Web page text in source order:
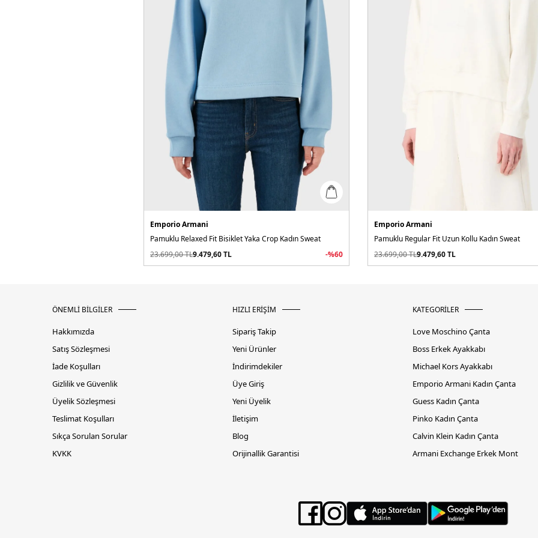
Emporio Armani
Pamuklu Relaxed Fit Bisiklet Yaka Crop Kadın Sweat
23.699,00TL9.479,60TL -%60
Emporio Armani
Pamuklu Regular Fit Uzun Kollu Kadın Sweat
23.699,00TL9.479,60TL
ÖNEMLİ BİLGİLER
Hakkımızda
Satış Sözleşmesi
İade Koşulları
Gizlilik ve Güvenlik
Üyelik Sözleşmesi
Teslimat Koşulları
Sıkça Sorulan Sorular
KVKK
HIZLI ERİŞİM
Sipariş Takip
Yeni Ürünler
İndirimdekiler
Üye Giriş
Yeni Üyelik
İletişim
Blog
Orijinallik Garantisi
KATEGORİLER
Love Moschino Çanta
Boss Erkek Ayakkabı
Michael Kors Ayakkabı
Emporio Armani Kadın Çanta
Guess Kadın Çanta
Pinko Kadın Çanta
Calvin Klein Kadın Çanta
Armani Exchange Erkek Mont